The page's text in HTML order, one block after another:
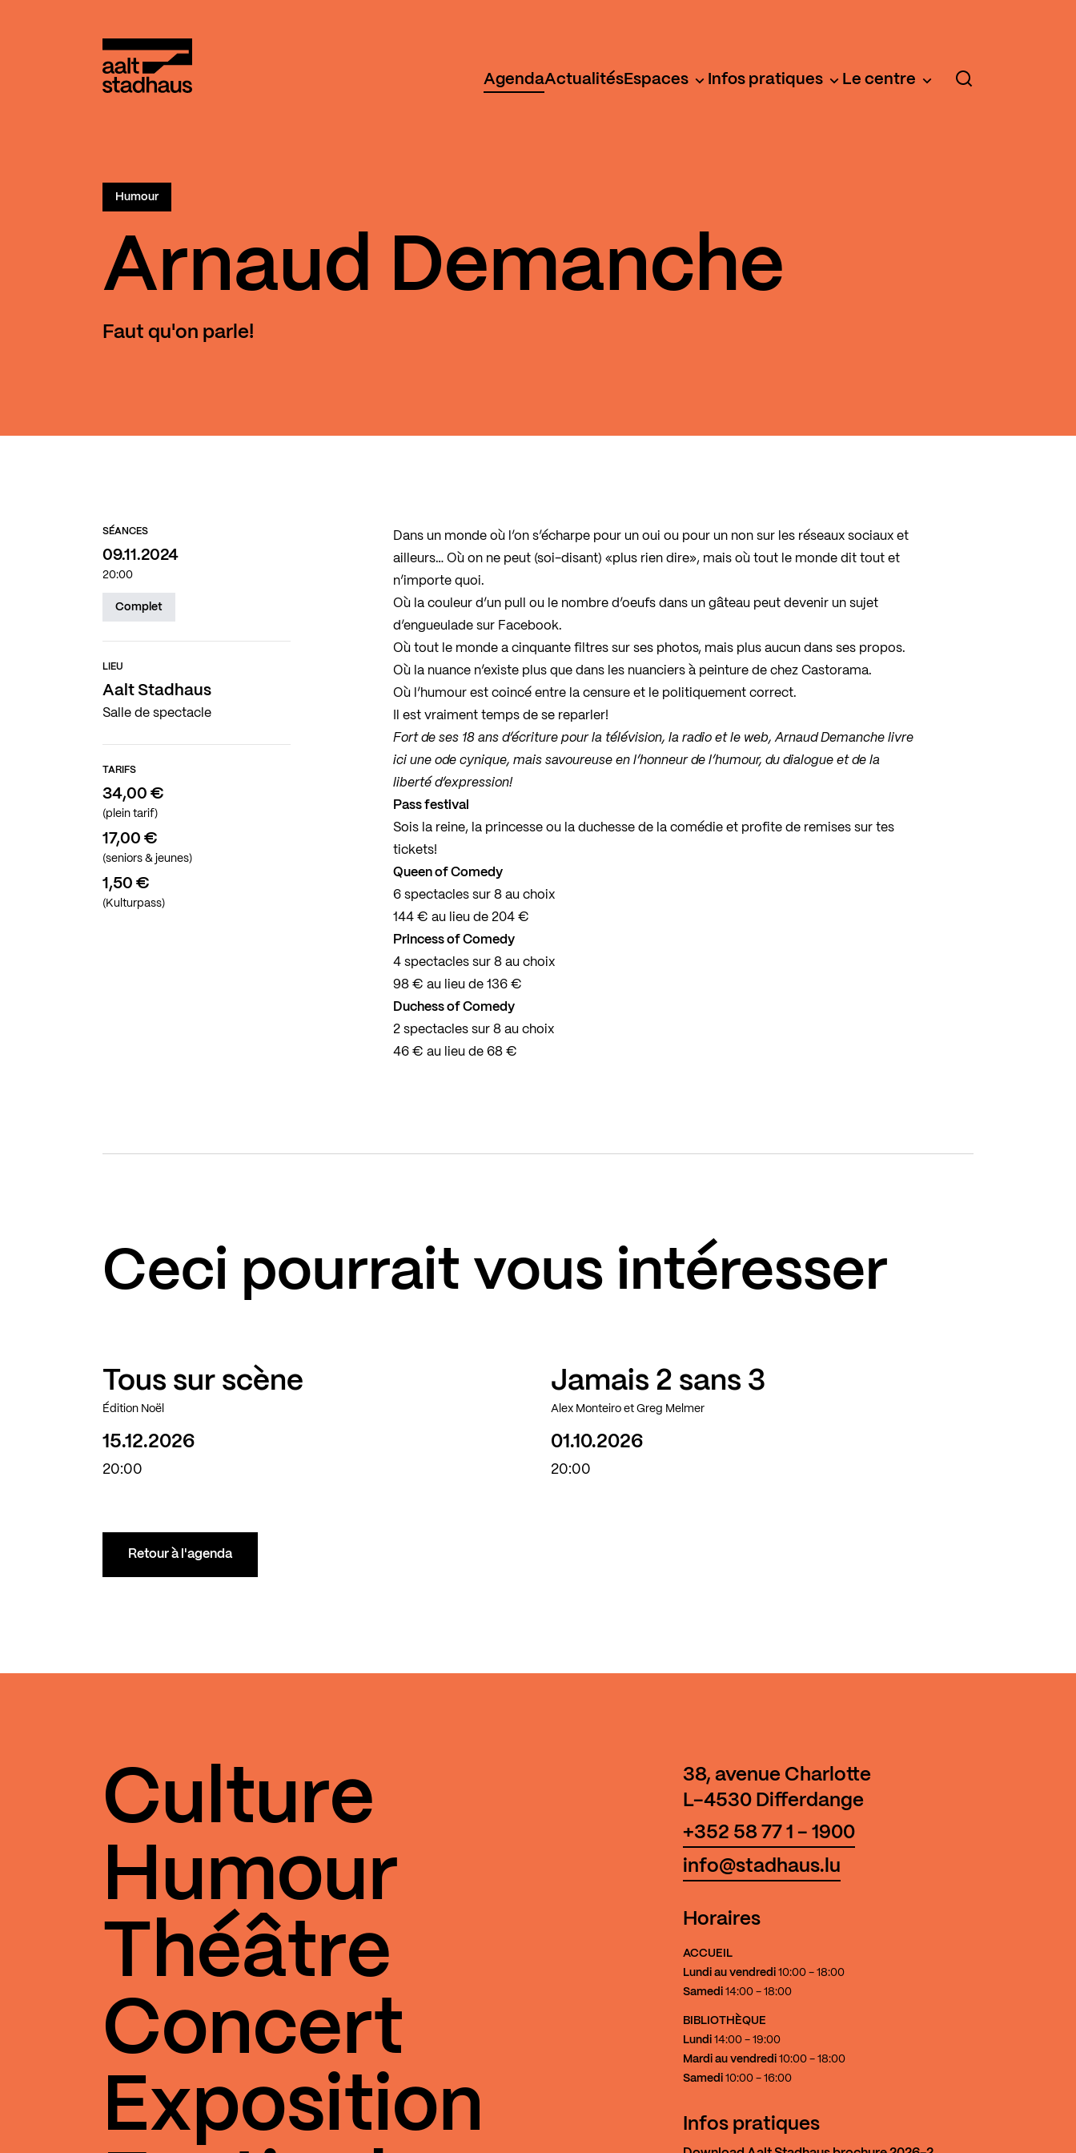
AgendaActualitésEspaces Infos pratiques Le centre
Humour
Arnaud Demanche
Faut qu'on parle!
SÉANCES
09.11.2024
20:00
Complet
LIEU
Aalt Stadhaus
Salle de spectacle
TARIFS
34,00 €
(plein tarif)
17,00 €
(seniors & jeunes)
1,50 €
(Kulturpass)
Dans un monde où l’on s’écharpe pour un oui ou pour un non sur les réseaux sociaux et
ailleurs… Où on ne peut (soi-disant) «plus rien dire», mais où tout le monde dit tout et
n’importe quoi.
Où la couleur d’un pull ou le nombre d’oeufs dans un gâteau peut devenir un sujet
d’engueulade sur Facebook.
Où tout le monde a cinquante filtres sur ses photos, mais plus aucun dans ses propos.
Où la nuance n’existe plus que dans les nuanciers à peinture de chez Castorama.
Où l’humour est coincé entre la censure et le politiquement correct.
Il est vraiment temps de se reparler!
Fort de ses 18 ans d’écriture pour la télévision, la radio et le web, Arnaud Demanche livre
ici une ode cynique, mais savoureuse en l’honneur de l’humour, du dialogue et de la
liberté d’expression!
Pass festival
Sois la reine, la princesse ou la duchesse de la comédie et profite de remises sur tes
tickets!
Queen of Comedy
6 spectacles sur 8 au choix
144 € au lieu de 204 €
Princess of Comedy
4 spectacles sur 8 au choix
98 € au lieu de 136 €
Duchess of Comedy
2 spectacles sur 8 au choix
46 € au lieu de 68 €
Ceci pourrait vous intéresser
Tous sur scène
Édition Noël
15.12.2026
20:00
Jamais 2 sans 3
Alex Monteiro et Greg Melmer
01.10.2026
20:00
Retour à l'agenda
38, avenue Charlotte
L-4530 Differdange
+352 58 77 1 - 1900
info@stadhaus.lu
Horaires
ACCUEIL
Lundi au vendredi 10:00 - 18:00
Samedi 14:00 - 18:00
BIBLIOTHÈQUE
Lundi 14:00 - 19:00
Mardi au vendredi 10:00 - 18:00
Samedi 10:00 - 16:00
Infos pratiques
Culture
Humour
Théâtre
Concert
Exposition